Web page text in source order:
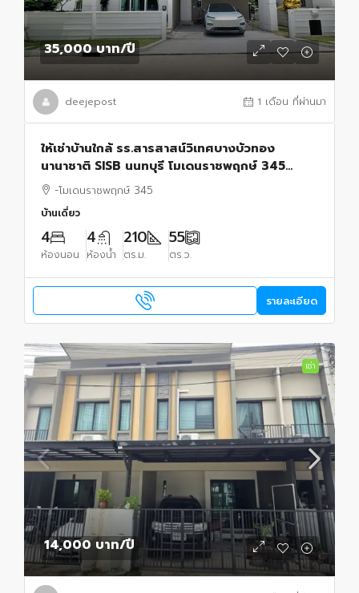
35,000 บาท/ปี
deejepost 1 เดือน ที่ผ่านมา
ให้เช่าบ้านใกล้ รร.สารสาสน์วิเทศบางบัวทอง
นานาชาติ SISB นนทบุรี โมเดนราชพฤกษ์ 345
ใกล้Robinson Lifestyle ราชพฤกษ์, Central
Westgate,
-โมเดนราชพฤกษ์ 345
บ้านเดี่ยว
4
ห้องนอน
4
ห้องน้ำ
210
ตร.ม.
55
ตร.ว.
รายละเอียด
เช่า
14,000 บาท/ปี